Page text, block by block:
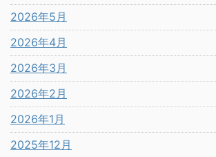
2026年5月
2026年4月
2026年3月
2026年2月
2026年1月
2025年12月